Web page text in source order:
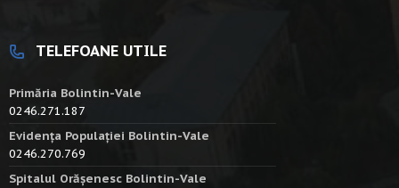
TELEFOANE UTILE
Primăria Bolintin-Vale
0246.271.187
Evidența Populației Bolintin-Vale
0246.270.769
Spitalul Orășenesc Bolintin-Vale